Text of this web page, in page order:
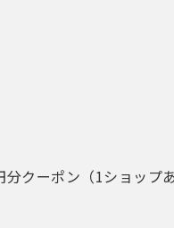
分クーポン（1ショッ